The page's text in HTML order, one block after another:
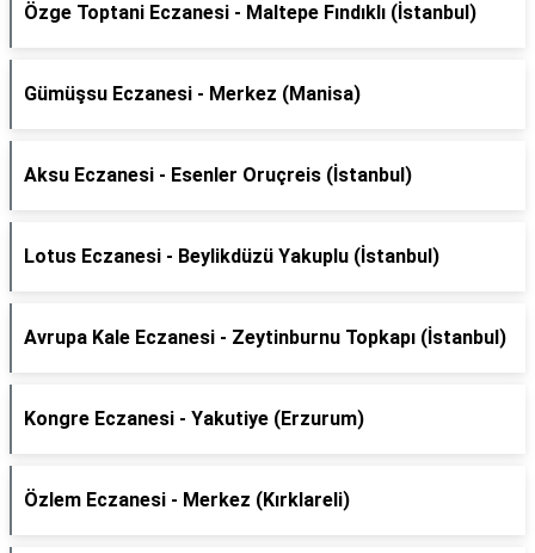
Özge Toptani Eczanesi - Maltepe Fındıklı (İstanbul)
Gümüşsu Eczanesi - Merkez (Manisa)
Aksu Eczanesi - Esenler Oruçreis (İstanbul)
Lotus Eczanesi - Beylikdüzü Yakuplu (İstanbul)
Avrupa Kale Eczanesi - Zeytinburnu Topkapı (İstanbul)
Kongre Eczanesi - Yakutiye (Erzurum)
Özlem Eczanesi - Merkez (Kırklareli)